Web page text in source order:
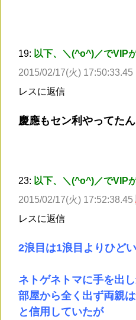
19: 以下、＼(^o^)／でVIP
2015/02/17(火)
レスに返信
慶應もセン利やってた
23: 以下、＼(^o^)／でVIP
2015/02/17(火) 17:52:38.45
レスに返信
2浪目は1浪目よりひど
ネトゲネトマに手を出
部屋から全く出ず両親
と信用していたが